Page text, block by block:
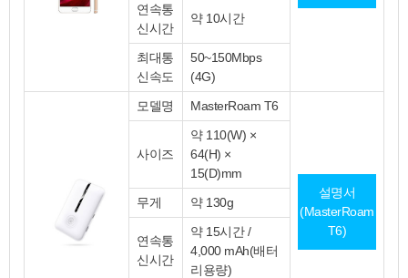
연속통
신시간
약 10시간
최대통
신속도
50~150Mbps
(4G)
모델명
MasterRoam T6
설명서
(MasterRoam
T6)
사이즈
약 110(W) ×
64(H) ×
15(D)mm
무게
약 130g
연속통
신시간
약 15시간 /
4,000 mAh(배터
리용량)